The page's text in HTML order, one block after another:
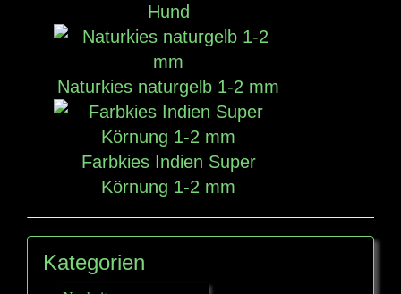
Hund
Naturkies naturgelb 1-2 mm
Farbkies Indien Super
Körnung 1-2 mm
Kategorien